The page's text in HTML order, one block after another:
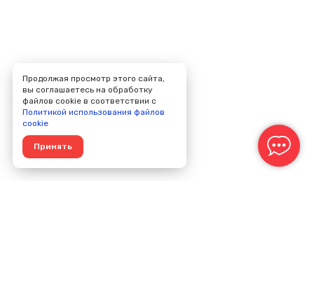
Продолжая просмотр этого сайта,
вы соглашаетесь на обработку
файлов cookie в соответствии с
Политикой использования файлов
cookie
Принять